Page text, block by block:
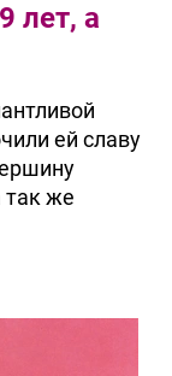
лет, а
ей славу
так же